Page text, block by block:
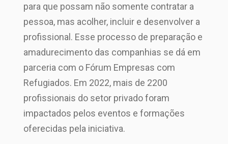
para que possam não somente contratar a
pessoa, mas acolher, incluir e desenvolver a
profissional. Esse processo de preparação e
amadurecimento das companhias se dá em
parceria com o Fórum Empresas com
Refugiados. Em 2022, mais de 2200
profissionais do setor privado foram
impactados pelos eventos e formações
oferecidas pela iniciativa.